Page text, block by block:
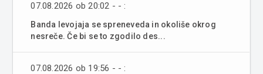
07.08.2026 ob 20:02 - - :
Banda levojaja se spreneveda in okoliše okrog
nesreče. Če bi se to zgodilo des...
07.08.2026 ob 19:56 - - :